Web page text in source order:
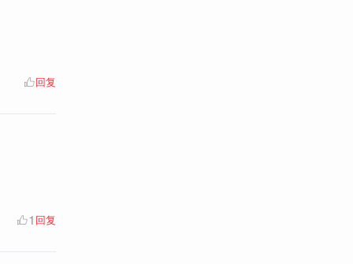
回复
1 回复